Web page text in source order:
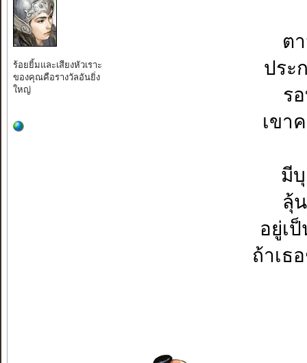
ร้อยยิ้มและเสียงหัวเราะ
ของคุณคือรางวัลอันยิ่ง
ใหญ่
ต
ประ
ร
เขา
มี
ลุ้
อยู่เ
ถ้าเธ